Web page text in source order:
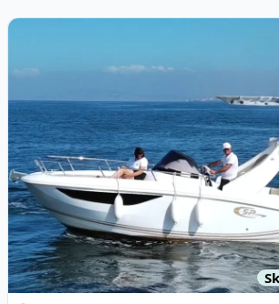
View details for SPORTIS - 25 GRAN SPORT